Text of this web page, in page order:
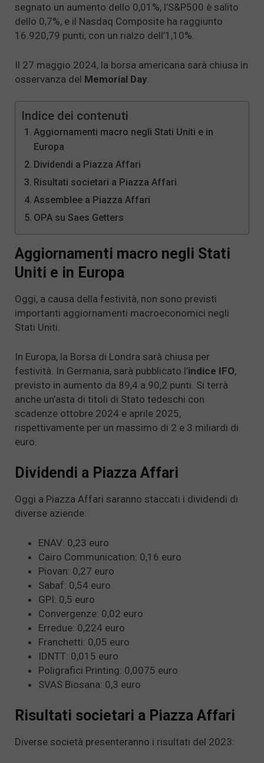
segnato un aumento dello 0,01%, l’S&P500 è salito
dello 0,7%, e il Nasdaq Composite ha raggiunto
16.920,79 punti, con un rialzo dell’1,10%.
Il 27 maggio 2024, la borsa americana sarà chiusa in
osservanza del Memorial Day
Indice dei contenuti
Aggiornamenti macro negli Stati Uniti e in
Europa
Dividendi a Piazza Affari
Risultati societari a Piazza Affari
Assemblee a Piazza Affari
OPA su Saes Getters
Aggiornamenti macro negli Stati
Uniti e in Europa
Oggi, a causa della festività, non sono previsti
importanti aggiornamenti macroeconomici negli
Stati Uniti.
In Europa, la Borsa di Londra sarà chiusa per
festività. In Germania, sarà pubblicato l’indice IFO,
previsto in aumento da 89,4 a 90,2 punti. Si terrà
anche un’asta di titoli di Stato tedeschi con
scadenze ottobre 2024 e aprile 2025,
rispettivamente per un massimo di 2 e 3 miliardi di
euro.
Dividendi a Piazza Affari
Oggi a Piazza Affari saranno staccati i dividendi di
diverse aziende:
ENAV: 0,23 euro
Cairo Communication: 0,16 euro
Piovan: 0,27 euro
Sabaf: 0,54 euro
GPI: 0,5 euro
Convergenze: 0,02 euro
Erredue: 0,224 euro
Franchetti: 0,05 euro
IDNTT: 0,015 euro
Poligrafici Printing: 0,0075 euro
SVAS Biosana: 0,3 euro
Risultati societari a Piazza Affari
Diverse società presenteranno i risultati del 2023: